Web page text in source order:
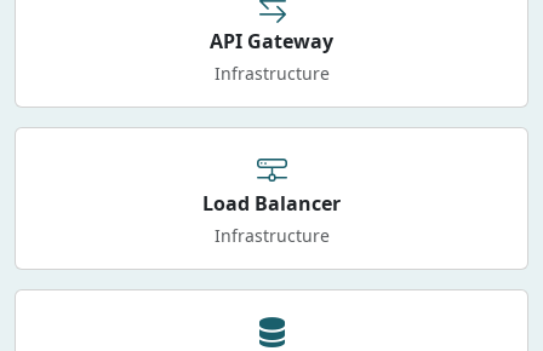
API Gateway
Infrastructure
Load Balancer
Infrastructure